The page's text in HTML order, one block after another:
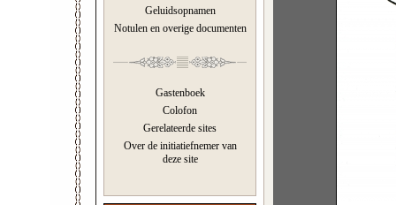
Geluidsopnamen
Notulen en overige documenten
Gastenboek
Colofon
Gerelateerde sites
Over de initiatiefnemer van
deze site